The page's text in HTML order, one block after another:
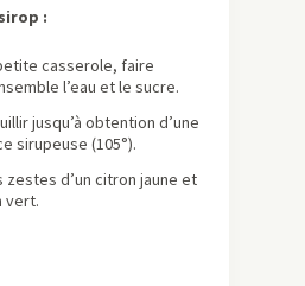
:
casserole, faire
l’eau et le sucre.
jusqu’à obtention d’une
sirupeuse (105°).
zestes d’un citron jaune et
vert.